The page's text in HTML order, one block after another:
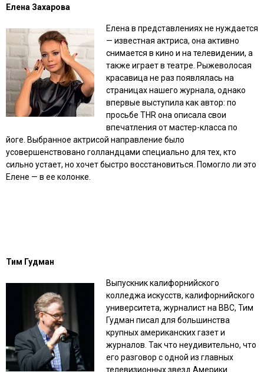
Елена Захарова
Елена в представлениях не нуждается
— известная актриса, она активно
снимается в кино и на телевидении, а
также играет в театре. Рыжеволосая
красавица не раз появлялась на
страницах нашего журнала, однако
впервые выступила как автор: по
просьбе THR она описала свои
впечатления от мастер-класса по
йоге. Выбранное актрисой направление было
усовершенствовано голландцами специально для тех, кто
сильно устает, но хочет быстро восстановиться. Помогло ли это
Елене — в ее колонке.
Тим Гудман
Выпускник калифорнийского
колледжа искусств, калифорнийского
университета, журналист на BBC, Тим
Гудман писал для большинства
крупных американских газет и
журналов. Так что неудивительно, что
его разговор с одной из главных
телевизионных звезд Америки